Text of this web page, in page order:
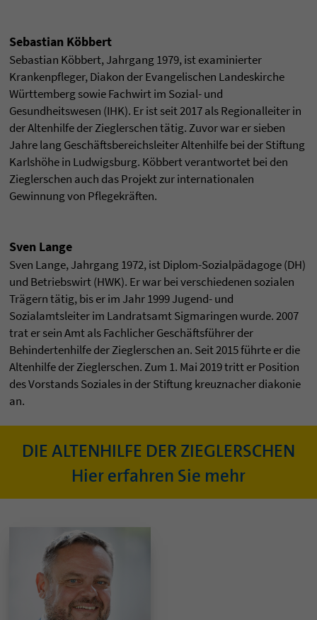
Sebastian Köbbert
Sebastian Köbbert, Jahrgang 1979, ist examinierter
Krankenpfleger, Diakon der Evangelischen Landeskirche
Württemberg sowie Fachwirt im Sozial- und
Gesundheitswesen (IHK). Er ist seit 2017 als Regionalleiter in
der Altenhilfe der Zieglerschen tätig. Zuvor war er sieben
Jahre lang Geschäftsbereichsleiter Altenhilfe bei der Stiftung
Karlshöhe in Ludwigsburg. Köbbert verantwortet bei den
Zieglerschen auch das Projekt zur internationalen
Gewinnung von Pflegekräften.
Sven Lange
Sven Lange, Jahrgang 1972, ist Diplom-Sozialpädagoge (DH)
und Betriebswirt (HWK). Er war bei verschiedenen sozialen
Trägern tätig, bis er im Jahr 1999 Jugend- und
Sozialamtsleiter im Landratsamt Sigmaringen wurde. 2007
trat er sein Amt als Fachlicher Geschäftsführer der
Behindertenhilfe der Zieglerschen an. Seit 2015 führte er die
Altenhilfe der Zieglerschen. Zum 1. Mai 2019 tritt er Position
des Vorstands Soziales in der Stiftung kreuznacher diakonie
an.
DIE ALTENHILFE DER ZIEGLERSCHEN
Hier erfahren Sie mehr